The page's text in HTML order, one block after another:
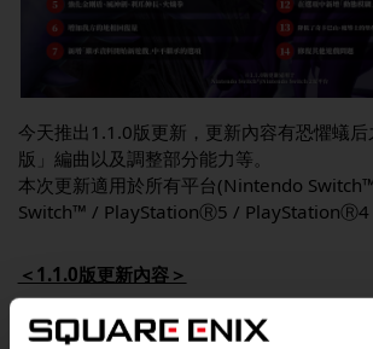
今天推出1.1.0版更新，更新內容有恐懼蟻
版」編曲以及調整部分能力等。
本次更新適用於所有平台(Nintendo
Switch™ / PlayStationⓇ5 / PlayStationⓇ4
＜1.1.0版更新內容＞
①新增恐懼蟻后之戰兩首BGM「原版」編曲